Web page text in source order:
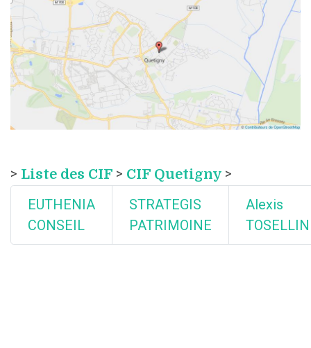
> Liste des CIF > CIF Quetigny >
EUTHENIA
CONSEIL
STRATEGIS
PATRIMOINE
Alexis